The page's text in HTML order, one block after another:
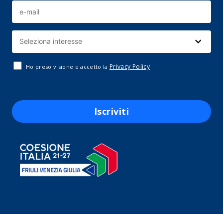
Ho preso visione e accetto la Privacy Policy
Iscriviti